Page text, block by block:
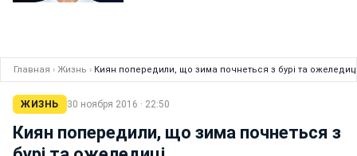
Главная › Жизнь › Киян попередили, що зима почнеться з бурі та
ЖИЗНЬ 30 ноября 2016 · 22:50
Киян попередили, що зима почнеться з